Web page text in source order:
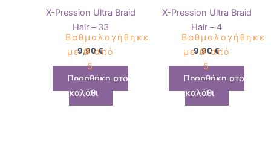
X-Pression Ultra Braid
Hair – 33
Βαθμολογήθηκε
με0από
5
9,90€
Προσθήκη στο
καλάθι
X-Pression Ultra Braid
Hair – 4
Βαθμολογήθηκε
με0από
5
9,90€
Προσθήκη στο
καλάθι